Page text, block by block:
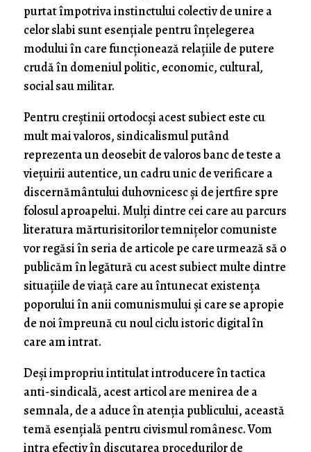
purtat împotriva instinctului colectiv de unire a
celor slabi sunt esenţiale pentru înţelegerea
modului în care funcţionează relaţiile de putere
crudă în domeniul politic, economic, cultural,
social sau militar.
Pentru creştinii ortodocşi acest subiect este cu
mult mai valoros, sindicalismul putând
reprezenta un deosebit de valoros banc de teste a
vieţuirii autentice, un cadru unic de verificare a
discernământului duhovnicesc şi de jertfire spre
folosul aproapelui. Mulţi dintre cei care au parcurs
literatura mărturisitorilor temniţelor comuniste
vor regăsi în seria de articole pe care urmează să o
publicăm în legătură cu acest subiect multe dintre
situaţiile de viaţă care au întunecat existenţa
poporului în anii comunismului şi care se apropie
de noi împreună cu noul ciclu istoric digital în
care am intrat.
Deşi impropriu intitulat introducere în tactica
anti-sindicală, acest articol are menirea de a
semnala, de a aduce în atenţia publicului, această
temă esenţială pentru civismul românesc. Vom
intra efectiv în discutarea procedurilor de